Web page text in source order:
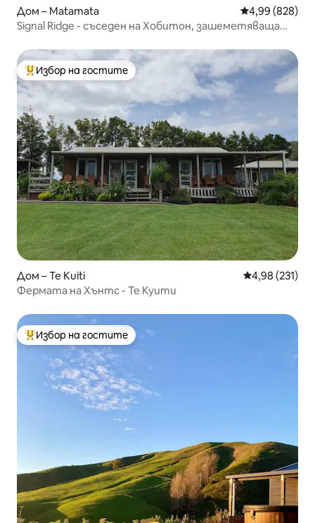
Дом – Matamata Средна
4,99 (828)
Signal Ridge - съседен на Хобитон, зашеметяваща
Най-популярен избор на гостите
Избор на гостите
Дом – Te Kuiti Средна
4,98 (231)
Фермата на Хънтс - Те Куити
Най-популярен избор на гостите
Избор на гостите